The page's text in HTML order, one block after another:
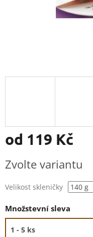
od 119 Kč
cena:
Zvolte variantu
Velikost skleničky
Množstevní sleva
1 - 5 ks